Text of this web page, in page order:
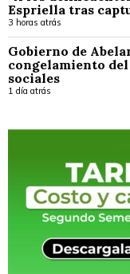
Espriella tras
3 horas atrás
Gobierno de
congelamiento
sociales
1 día atrás